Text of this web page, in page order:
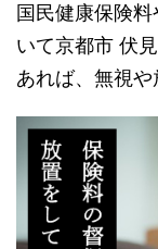
国民健康保険
いて京都市 伏
あれば、無視や